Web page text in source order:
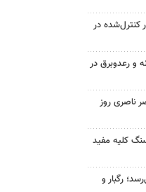
کنترل‌شده در
و رعدوبرق در
ناصری روز
سنگ کلیه مفید
رگبار و